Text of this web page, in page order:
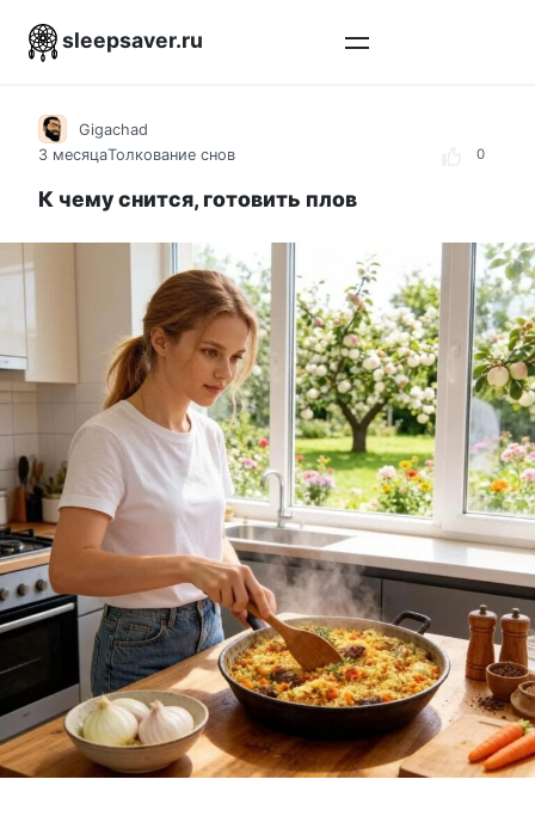
sleepsaver.ru
0
Gigachad
3 месяцаТолкование снов
К чему снится, готовить плов